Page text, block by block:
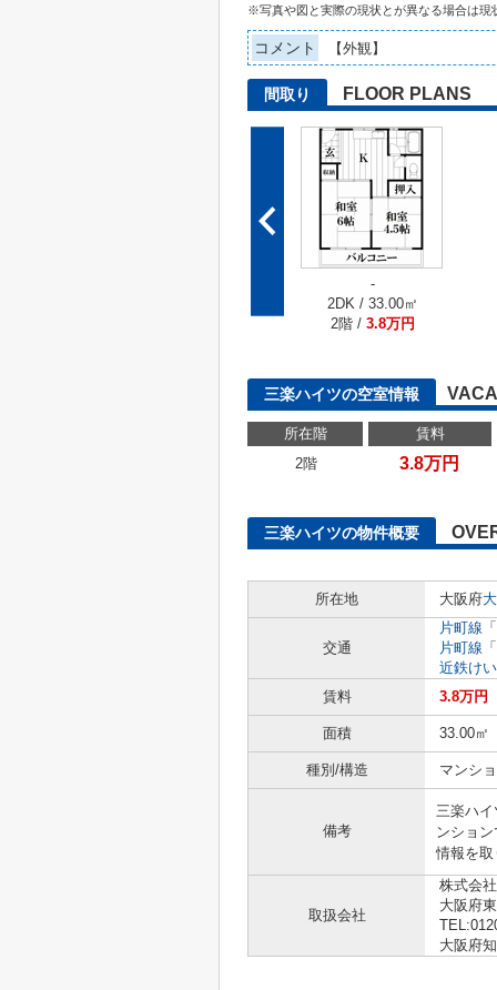
※写真や図と実際の現状とが異なる場合は現
コメント 【外観】
間取り FLOOR PLANS
-
2DK / 33.00㎡
2階 / 3.8万円
三楽ハイツの空室情報
所在階 賃料
2階
3.8万円
三楽ハイツの物件概要
所在地
大阪府
交通
片町線 「
片町線 「
近鉄け
賃料
3.8万円
面積 33.00㎡
種別/構造 マンシ
備考
三楽ハ
ンショ
情報を取
取扱会社
株式会
大阪府
大阪府